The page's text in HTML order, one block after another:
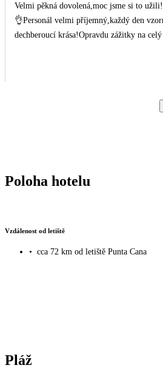
Velmi pěkná dovolená,moc jsme si to
👌Personál velmi příjemný,každý den
dechberoucí krása!Opravdu zážitky na
Poloha hotelu
Vzdálenost od letiště
• cca 72 km od letiště Punta Cana
Pláž